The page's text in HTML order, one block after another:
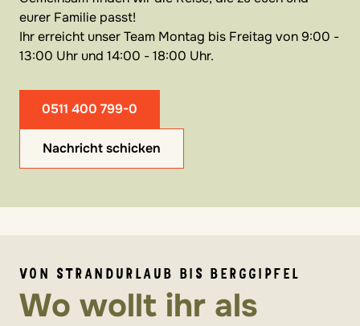
eurer Familie passt!
Ihr erreicht unser Team Montag bis Freitag von 9:00 -
13:00 Uhr und 14:00 - 18:00 Uhr.
0511 400 799-0
Nachricht schicken
VON STRANDURLAUB BIS BERGGIPFEL
Wo wollt ihr als